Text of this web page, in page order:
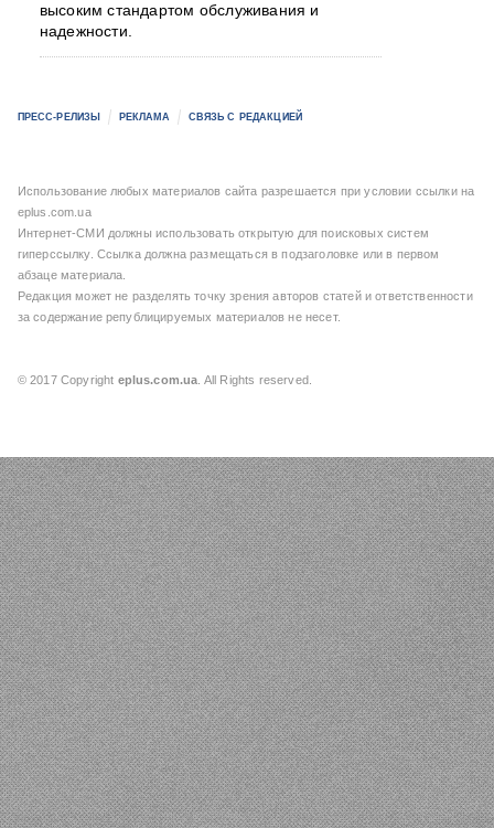
высоким стандартом обслуживания и
надежности.
ПРЕСС-РЕЛИЗЫ РЕКЛАМА СВЯЗЬ С РЕДАКЦИЕЙ
Использование любых материалов сайта разрешается при условии ссылки на
eplus.com.ua
Интернет-СМИ должны использовать открытую для поисковых систем
гиперссылку. Ссылка должна размещаться в подзаголовке или в первом
абзаце материала.
Редакция может не разделять точку зрения авторов статей и ответственности
за содержание републицируемых материалов не несет.
© 2017 Copyright eplus.com.ua . All Rights reserved.